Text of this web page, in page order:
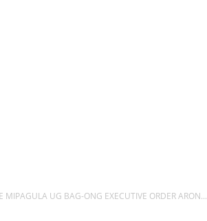
UG BAG-ONG EXECUTIVE ORDER ARON...